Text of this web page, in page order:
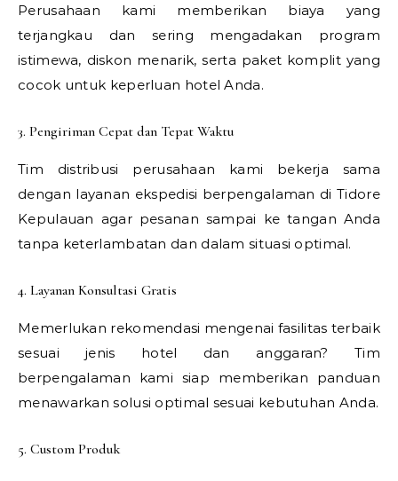
Perusahaan kami memberikan biaya yang
terjangkau dan sering mengadakan program
istimewa, diskon menarik, serta paket komplit yang
cocok untuk keperluan hotel Anda.
3. Pengiriman Cepat dan Tepat Waktu
Tim distribusi perusahaan kami bekerja sama
dengan layanan ekspedisi berpengalaman di Tidore
Kepulauan agar pesanan sampai ke tangan Anda
tanpa keterlambatan dan dalam situasi optimal.
4. Layanan Konsultasi Gratis
Memerlukan rekomendasi mengenai fasilitas terbaik
sesuai jenis hotel dan anggaran? Tim
berpengalaman kami siap memberikan panduan
menawarkan solusi optimal sesuai kebutuhan Anda.
5. Custom Produk